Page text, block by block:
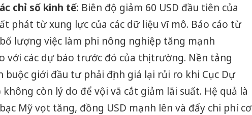
chỉ số kinh tế: Biên độ giảm 60 USD đầu tiên của
phát từ xung lực của các dữ liệu vĩ mô. Báo cáo từ
lượng việc làm phi nông nghiệp tăng mạnh
với các dự báo trước đó của thị trường. Nền tảng
buộc giới đầu tư phải định giá lại rủi ro khi Cục Dự
còn lý do để vội vã cắt giảm lãi suất. Hệ quả là
Mỹ vọt tăng, đồng USD mạnh lên và đẩy chi phí cơ